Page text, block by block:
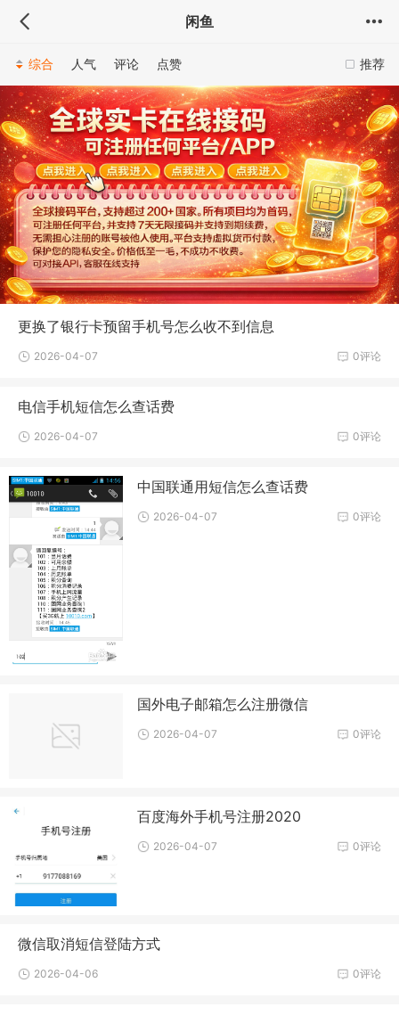
闲鱼
推荐
综合 人气 评论 点赞
更换了银行卡预留手机号怎么收不到信息
0评论
2026-04-07
电信手机短信怎么查话费
0评论
2026-04-07
中国联通用短信怎么查话费
0评论
2026-04-07
国外电子邮箱怎么注册微信
0评论
2026-04-07
百度海外手机号注册2020
0评论
2026-04-07
微信取消短信登陆方式
0评论
2026-04-06